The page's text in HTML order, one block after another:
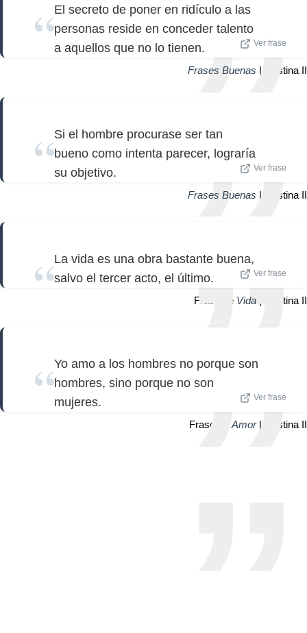
El secreto de poner en ridículo a las
personas reside en conceder talento
a aquellos que no lo tienen.
Ver frase
Frases Buenas | Cristina II
Si el hombre procurase ser tan
bueno como intenta parecer, lograría
su objetivo.
Ver frase
Frases Buenas | Cristina II
La vida es una obra bastante buena,
salvo el tercer acto, el último.
Ver frase
Frase de Vida | Cristina II
Yo amo a los hombres no porque son
hombres, sino porque no son
mujeres.
Ver frase
Frase de Amor| Cristina II